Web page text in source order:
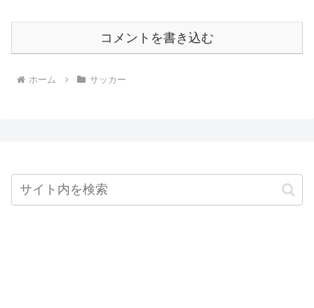
コメントを書き込む
ホーム サッカー